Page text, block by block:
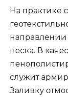
На практике
направлении
песка. В
служит
Заливку